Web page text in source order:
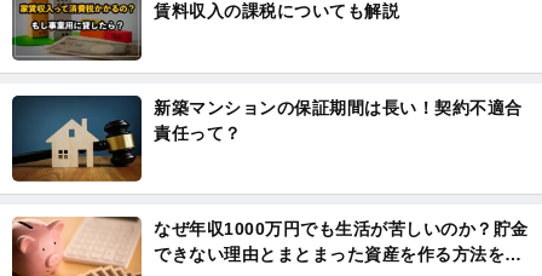
賃料収入の課税についても解説
新築マンションの保証期間は長い！契約不適合
責任って？
なぜ年収1000万円でも生活が苦しいのか？貯金
できない理由とまとまった資産を作る方法を解